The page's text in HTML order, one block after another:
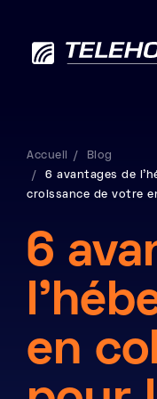
Data
Services
RSE
Contactez-nous
À propos
Accueil
Blog
6 avantages de
croissance de votre
6
en